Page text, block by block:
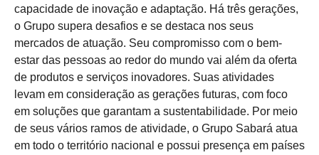
capacidade de inovação e adaptação. Há três gerações,
o Grupo supera desafios e se destaca nos seus
mercados de atuação. Seu compromisso com o bem-
estar das pessoas ao redor do mundo vai além da oferta
de produtos e serviços inovadores. Suas atividades
levam em consideração as gerações futuras, com foco
em soluções que garantam a sustentabilidade. Por meio
de seus vários ramos de atividade, o Grupo Sabará atua
em todo o território nacional e possui presença em países